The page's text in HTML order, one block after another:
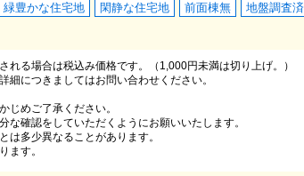
緑豊かな住宅地 閑静な住宅地 前面棟無 地盤調査済
る場合は税込み価格です。（1,000円未満は切り上げ。）
につきましてはお問い合わせください。
めご了承ください。
確認をしていただくようにお願いいたします。
多少異なることがあります。
ます。